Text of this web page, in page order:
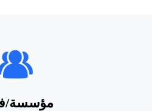
مؤسسة/